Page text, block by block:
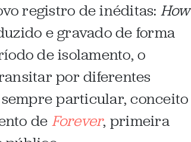
registro de inéditas: How
e gravado de forma
de isolamento, o
por diferentes
particular, conceito
de Forever, primeira